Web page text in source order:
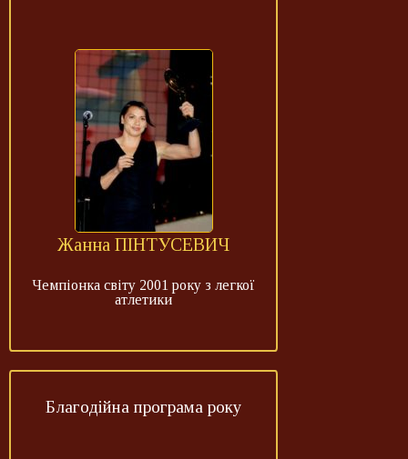
Жанна ПІНТУСЕВИЧ
Чемпіонка світу 2001 року з легкої
атлетики
Благодійна програма року